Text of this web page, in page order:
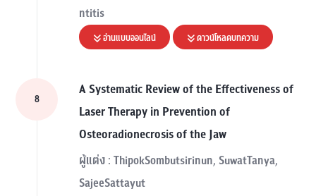
ntitis
อ่านแบบออนไลน์ ดาวน์โหลดบทความ
8
A Systematic Review of the Effectiveness of
Laser Therapy in Prevention of
Osteoradionecrosis of the Jaw
ผู้แต่ง : ThipokSombutsirinun, SuwatTanya,
SajeeSattayut